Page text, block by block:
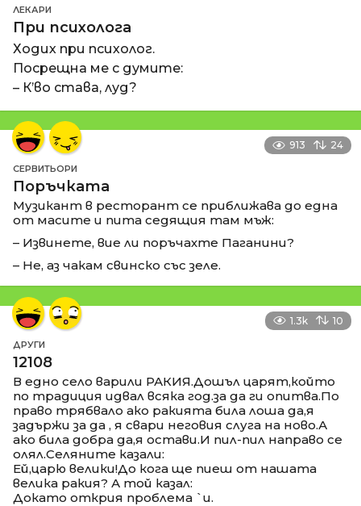
ЛЕКАРИ
При психолога
Ходих при психолог.
Посрещна ме с думите:
– К’во става, луд?
913 24
СЕРВИТЬОРИ
Поръчката
Музикант в ресторант се приближава до една
от масите и пита седящия там мъж:
– Извинете, вие ли поръчахте Паганини?
– Не, аз чакам свинско със зеле.
1.3k 10
ДРУГИ
12108
В едно село варили РАКИЯ.Дошъл царят,който
по традиция идвал всяка год.за да ги опитва.По
право трябвало ако ракията била лоша да,я
задържи за да , я свари неговия слуга на ново.А
ако била добра да,я остави.И пил-пил направо се
олял.Селяните казали:
Ей,царю велики!До кога ще пиеш от нашата
велика ракия? А той казал:
Докато открия проблема `и.